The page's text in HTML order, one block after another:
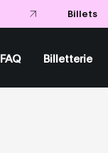
Billets
FAQ Billetterie